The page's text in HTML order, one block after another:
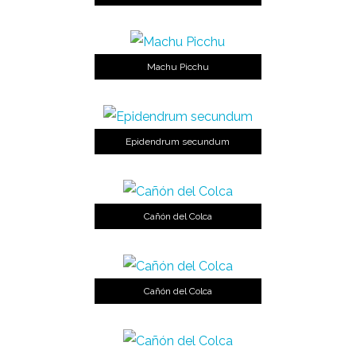
Machu Picchu
Epidendrum secundum
Cañón del Colca
Cañón del Colca